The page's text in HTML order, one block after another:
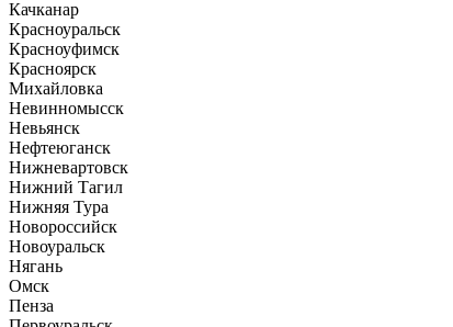
Качканар
Красноуральск
Красноуфимск
Красноярск
Михайловка
Невинномысск
Невьянск
Нефтеюганск
Нижневартовск
Нижний Тагил
Нижняя Тура
Новороссийск
Новоуральск
Нягань
Омск
Пенза